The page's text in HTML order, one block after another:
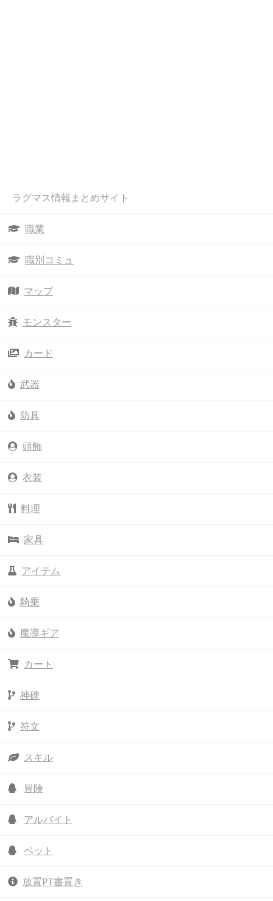
ラグマス情報まとめサイト
職業
職別コミュ
マップ
モンスター
カード
武器
防具
頭飾
衣装
料理
家具
アイテム
騎乗
魔導ギア
カート
神碑
符文
スキル
冒険
アルバイト
ペット
放置PT書置き